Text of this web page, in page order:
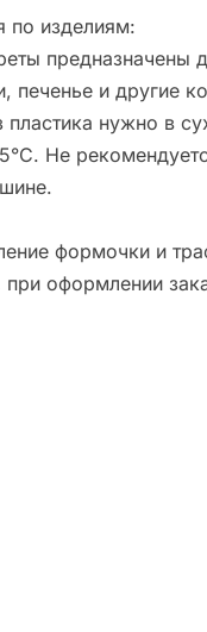
по изделиям:
предназначены
печенье и другие
пластика нужно в
Не
формочки и
оформлении